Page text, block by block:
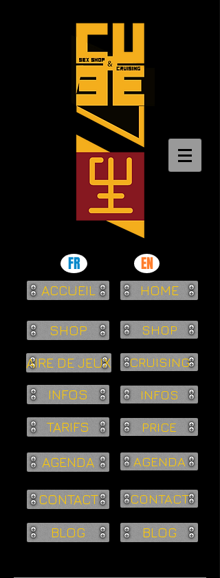
FR
ACCUEIL
SHOP
AIRE DE JEUX
INFOS
TARIFS
EN
HOME
SHOP
CRUISING
INFOS
PRICE
AGENDA AGENDA
CONTACT
BLOG
CONTACT
BLOG